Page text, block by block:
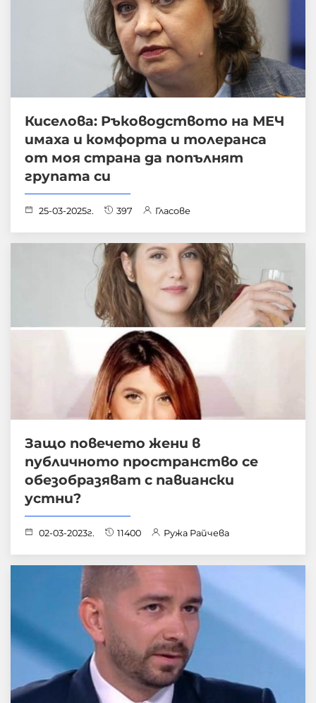
Киселова: Ръководството на МЕЧ
имаха и комфорта и толеранса
от моя страна да попълнят
групата си
25-03-2025г. 397 Гласове
Защо повечето жени в
публичното пространство се
обезобразяват с павиански
устни?
02-03-2023г. 11400 Ружа Райчева